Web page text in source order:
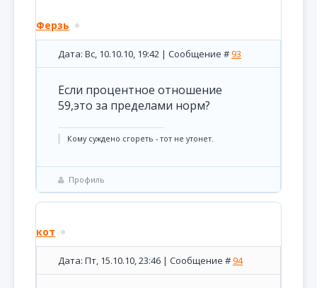
Ферзь
Дата: Вс, 10.10.10, 19:42 | Сообщение #93
Если процентное отношение
59,это за пределами норм?
Кому суждено сгореть - тот не утонет.
Профиль
кот
Дата: Пт, 15.10.10, 23:46 | Сообщение #94